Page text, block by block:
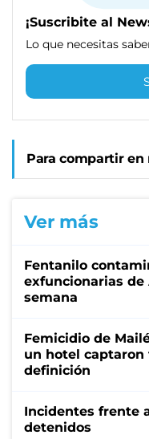
¡Suscribite al
Lo que necesitas
Para compartir en
Ver más
Fentanilo
exfuncionarias de
semana
Femicidio de
un hotel captaron
definición
Incidentes frente
detenidos